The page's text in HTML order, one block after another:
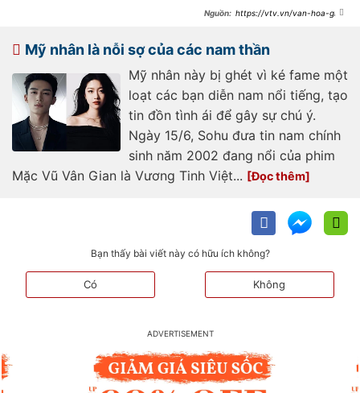
https://vtv.vn/van-hoa-giai-
20240529090054415.htm
Mỹ nhân là nỗi sợ của các nam thần
Mỹ nhân này bị ghét vì ké fame một
loạt các bạn diễn nam nổi tiếng, tạo
tin đồn tình ái để gây sự chú ý.
Ngày 15/6, Sohu đưa tin nam chính
sinh năm 2002 đang nổi của phim
Mặc Vũ Vân Gian là Vương Tinh Việt...
Bạn thấy bài viết này có hữu ích không?
Có Không